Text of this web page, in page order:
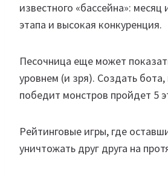
известного «бассейна»: месяц
этапа и высокая конкуренция.
Песочница еще может
уровнем (и зря). Создать
победит монстров пройдет 5
Рейтинговые игры, где
уничтожать друг друга на